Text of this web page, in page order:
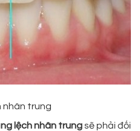
nhân trung
lệch nhân trungsẽ phải đối